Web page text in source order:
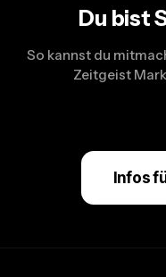
Du bist
So kannst du
Zeitgeist
Infos